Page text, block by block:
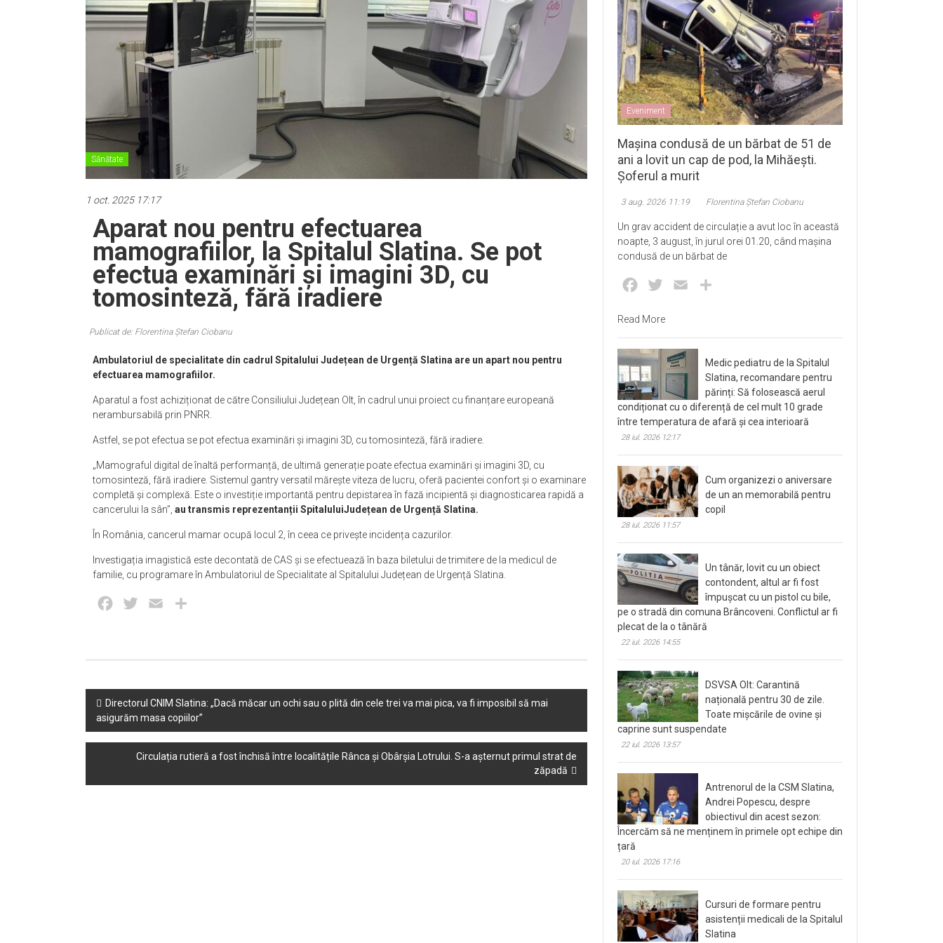
Sănătate
1 oct. 2025 17:17
Aparat nou pentru efectuarea
mamografiilor, la Spitalul Slatina. Se pot
efectua examinări și imagini 3D, cu
tomosinteză, fără iradiere
Publicat de: Florentina Ștefan Ciobanu
Ambulatoriul de specialitate din cadrul Spitalului Județean de Urgență Slatina are un apart nou pentru
efectuarea mamografiilor.
Aparatul a fost achiziționat de către Consiliului Județean Olt, în cadrul unui proiect cu finanțare europeană
nerambursabilă prin PNRR.
Astfel, se pot efectua se pot efectua examinări și imagini 3D, cu tomosinteză, fără iradiere.
„Mamograful digital de înaltă performanță, de ultimă generație poate efectua examinări și imagini 3D, cu
tomosinteză, fără iradiere. Sistemul gantry versatil mărește viteza de lucru, oferă pacientei confort și o examinare
completă și complexă. Este o investiție importantă pentru depistarea în fază incipientă și diagnosticarea rapidă a
cancerului la sân”, au transmis reprezentanții SpitaluluiJudețean de Urgență Slatina.
În România, cancerul mamar ocupă locul 2, în ceea ce privește incidența cazurilor.
Investigația imagistică este decontată de CAS și se efectuează în baza biletului de trimitere de la medicul de
familie, cu programare în Ambulatoriul de Specialitate al Spitalului Județean de Urgență Slatina.
Facebook
Twitter Email
Post
navigation
Directorul CNIM Slatina: „Dacă măcar un ochi sau o plită din cele trei va mai pica, va fi imposibil să mai
asigurăm masa copiilor”
Circulația rutieră a fost închisă între localitățile Rânca și Obârșia Lotrului. S-a așternut primul strat de
zăpadă
Eveniment
Mașina condusă de un bărbat de 51 de
ani a lovit un cap de pod, la Mihăești.
Șoferul a murit
3 aug. 2026 11:19 Florentina Ștefan Ciobanu
Un grav accident de circulație a avut loc în această
noapte, 3 august, în jurul orei 01.20, când mașina
condusă de un bărbat de
Facebook
Twitter Email
Read More
Medic pediatru de la Spitalul
Slatina, recomandare pentru
părinți: Să folosească aerul
condiționat cu o diferență de cel mult 10 grade
între temperatura de afară și cea interioară
28 iul. 2026 12:17
Cum organizezi o aniversare
de un an memorabilă pentru
copil
28 iul. 2026 11:57
Un tânăr, lovit cu un obiect
contondent, altul ar fi fost
împușcat cu un pistol cu bile,
pe o stradă din comuna Brâncoveni. Conflictul ar fi
plecat de la o tânără
22 iul. 2026 14:55
DSVSA Olt: Carantină
națională pentru 30 de zile.
Toate mișcările de ovine și
caprine sunt suspendate
22 iul. 2026 13:57
Antrenorul de la CSM Slatina,
Andrei Popescu, despre
obiectivul din acest sezon:
Încercăm să ne menținem în primele opt echipe din
țară
20 iul. 2026 17:16
Cursuri de formare pentru
asistenții medicali de la Spitalul
Slatina